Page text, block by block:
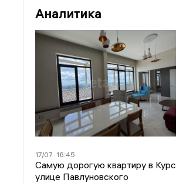
Аналитика
17/07 16:45
Самую дорогую квартиру в
улице Павлуновского